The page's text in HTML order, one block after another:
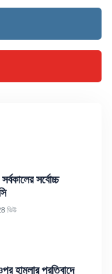
সর্বোচ্চ
ভিউ
হামলার প্রতিবাদে